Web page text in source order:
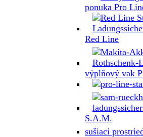
ponuka Pro
Red Line
výplňový vak
S.A.M.
sušiaci